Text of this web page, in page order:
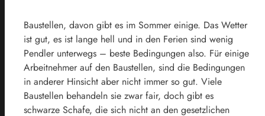
Baustellen, davon gibt es im Sommer einige. Das Wetter
ist gut, es ist lange hell und in den Ferien sind wenig
Pendler unterwegs – beste Bedingungen also. Für einige
Arbeitnehmer auf den Baustellen, sind die Bedingungen
in anderer Hinsicht aber nicht immer so gut. Viele
Baustellen behandeln sie zwar fair, doch gibt es
schwarze Schafe, die sich nicht an den gesetzlichen